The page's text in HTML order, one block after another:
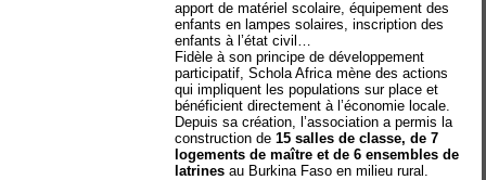
apport de matériel scolaire, équipement des
enfants en lampes solaires, inscription des
enfants à l’état civil…
Fidèle à son principe de développement
participatif, Schola Africa mène des actions
qui impliquent les populations sur place et
bénéficient directement à l’économie locale.
Depuis sa création, l’association a permis la
construction de15 salles de classe, de 7
logements de maître et de 6 ensembles de
latrines au Burkina Faso en milieu rural.